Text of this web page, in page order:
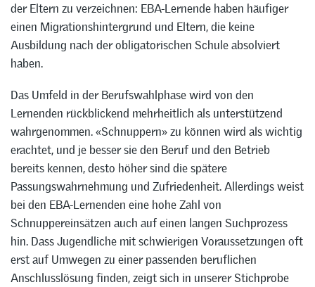
der Eltern zu verzeichnen: EBA-Lernende haben häufiger
einen Migrationshintergrund und Eltern, die keine
Ausbildung nach der obligatorischen Schule absolviert
haben.
Das Umfeld in der Berufswahlphase wird von den
Lernenden rückblickend mehrheitlich als unterstützend
wahrgenommen. «Schnuppern» zu können wird als wichtig
erachtet, und je besser sie den Beruf und den Betrieb
bereits kennen, desto höher sind die spätere
Passungswahrnehmung und Zufriedenheit. Allerdings weist
bei den EBA-Lernenden eine hohe Zahl von
Schnuppereinsätzen auch auf einen langen Suchprozess
hin. Dass Jugendliche mit schwierigen Voraussetzungen oft
erst auf Umwegen zu einer passenden beruflichen
Anschlusslösung finden, zeigt sich in unserer Stichprobe